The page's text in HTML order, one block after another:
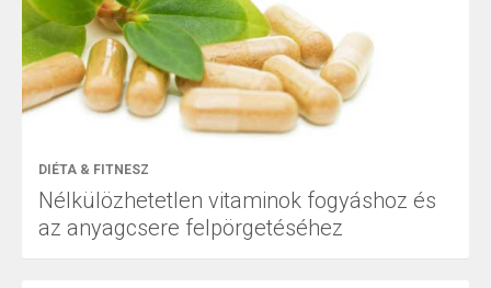
DIÉTA & FITNESZ
Nélkülözhetetlen vitaminok fogyáshoz és
az anyagcsere felpörgetéséhez